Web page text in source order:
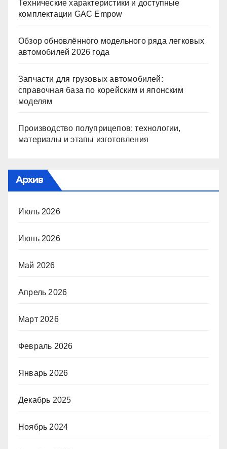
Технические характеристики и доступные
комплектации GAC Empow
Обзор обновлённого модельного ряда легковых
автомобилей 2026 года
Запчасти для грузовых автомобилей:
справочная база по корейским и японским
моделям
Производство полуприцепов: технологии,
материалы и этапы изготовления
Архив
Июль 2026
Июнь 2026
Май 2026
Апрель 2026
Март 2026
Февраль 2026
Январь 2026
Декабрь 2025
Ноябрь 2024